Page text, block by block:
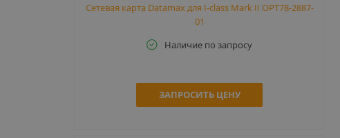
Сетевая карта Datamax для I-class Mark II OPT78-2887-
01
Наличие по запросу
ЗАПРОСИТЬ ЦЕНУ